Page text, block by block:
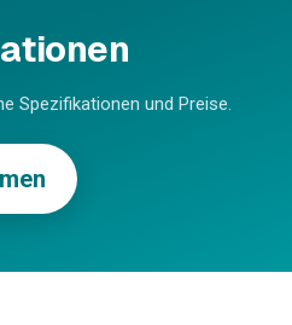
Spezifikationen und Preise.